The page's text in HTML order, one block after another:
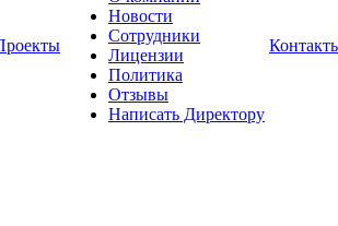
Новости
Сотрудники
Лицензии
Политика
Отзывы
Написать Директору